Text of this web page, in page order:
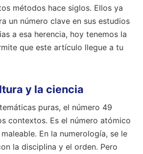
métodos hace siglos. Ellos ya
un número clave en sus estudios
a esa herencia, hoy tenemos la
que este artículo llegue a tu
y la ciencia
puras, el número 49
contextos. Es el número atómico
En la numerología, se le
la disciplina y el orden. Pero